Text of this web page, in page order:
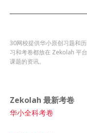
30网校提供华小原创习题和
习和考卷都放在 Zekolah 平
课题的资讯。
Zekolah 最新考卷
华小全科考卷